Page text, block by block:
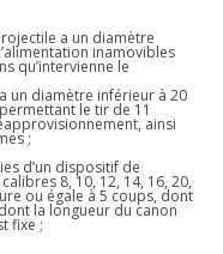
a un diamètre
inamovibles
qu’intervienne le
un diamètre inférieur à 20
le tir de 11
ainsi
;
d’un dispositif de
8, 10, 12, 14, 16, 20,
ou égale à 5 coups, dont
la longueur du canon
fixe ;